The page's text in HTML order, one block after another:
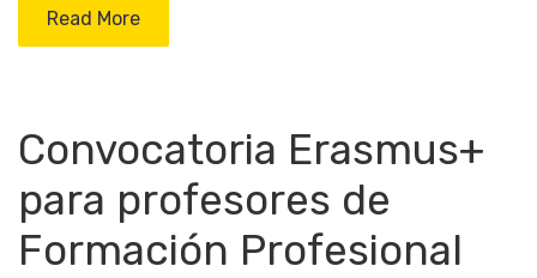
Read More
Convocatoria Erasmus+
para profesores de
Formación Profesional